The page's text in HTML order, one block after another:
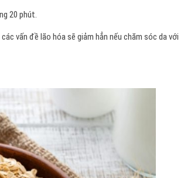
20 phút.
vấn đề lão hóa sẽ giảm hẳn nếu chăm sóc da với